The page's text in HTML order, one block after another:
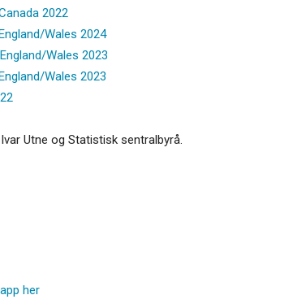
2022
Wales 2024
Wales 2023
Wales 2023
Utne og Statistisk sentralbyrå.
her